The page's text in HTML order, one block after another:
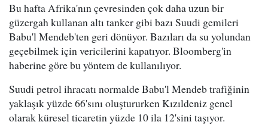
Bu hafta Afrika'nın çevresinden çok daha uzun bir
güzergah kullanan altı tanker gibi bazı Suudi gemileri
Babu'l Mendeb'ten geri dönüyor. Bazıları da su yolundan
geçebilmek için vericilerini kapatıyor. Bloomberg'in
haberine göre bu yöntem de kullanılıyor.
Suudi petrol ihracatı normalde Babu'l Mendeb trafiğinin
yaklaşık yüzde 66'sını oluştururken Kızıldeniz genel
olarak küresel ticaretin yüzde 10 ila 12'sini taşıyor.